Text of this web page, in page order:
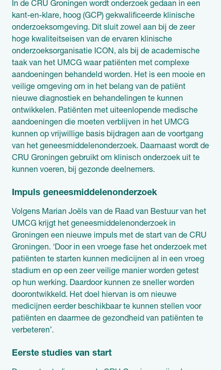
In de CRU Groningen wordt onderzoek gedaan in een
kant-en-klare, hoog (GCP) gekwalificeerde klinische
onderzoeksomgeving. Dit sluit zowel aan bij de zeer
hoge kwaliteitseisen van de ervaren klinische
onderzoeksorganisatie ICON, als bij de academische
taak van het UMCG waar patiënten met complexe
aandoeningen behandeld worden. Het is een mooie en
veilige omgeving om in het belang van de patiënt
nieuwe diagnostiek en behandelingen te kunnen
ontwikkelen. Patiënten met uiteenlopende medische
aandoeningen die moeten verblijven in het UMCG
kunnen op vrijwillige basis bijdragen aan de voortgang
van het geneesmiddelenonderzoek. Daarnaast wordt de
CRU Groningen gebruikt om klinisch onderzoek uit te
kunnen voeren, bij gezonde deelnemers.
Impuls geneesmiddelenonderzoek
Volgens Marian Joëls van de Raad van Bestuur van het
UMCG krijgt het geneesmiddelenonderzoek in
Groningen een nieuwe impuls met de start van de CRU
Groningen. ‘Door in een vroege fase het onderzoek met
patiënten te starten kunnen medicijnen al in een vroeg
stadium en op een zeer veilige manier worden getest
op hun werking. Daardoor kunnen ze sneller worden
doorontwikkeld. Het doel hiervan is om nieuwe
medicijnen eerder beschikbaar te kunnen stellen voor
patiënten en daarmee de gezondheid van patiënten te
verbeteren’.
Eerste studies van start